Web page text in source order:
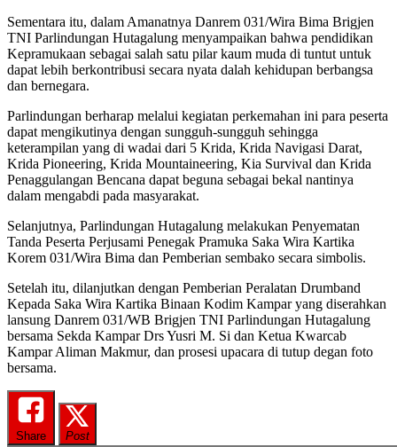
Sementara itu, dalam Amanatnya Danrem 031/Wira Bima Brigjen
TNI Parlindungan Hutagalung menyampaikan bahwa pendidikan
Kepramukaan sebagai salah satu pilar kaum muda di tuntut untuk
dapat lebih berkontribusi secara nyata dalah kehidupan berbangsa
dan bernegara.
Parlindungan berharap melalui kegiatan perkemahan ini para peserta
dapat mengikutinya dengan sungguh-sungguh sehingga
keterampilan yang di wadai dari 5 Krida, Krida Navigasi Darat,
Krida Pioneering, Krida Mountaineering, Kia Survival dan Krida
Penaggulangan Bencana dapat beguna sebagai bekal nantinya
dalam mengabdi pada masyarakat.
Selanjutnya, Parlindungan Hutagalung melakukan Penyematan
Tanda Peserta Perjusami Penegak Pramuka Saka Wira Kartika
Korem 031/Wira Bima dan Pemberian sembako secara simbolis.
Setelah itu, dilanjutkan dengan Pemberian Peralatan Drumband
Kepada Saka Wira Kartika Binaan Kodim Kampar yang diserahkan
lansung Danrem 031/WB Brigjen TNI Parlindungan Hutagalung
bersama Sekda Kampar Drs Yusri M. Si dan Ketua Kwarcab
Kampar Aliman Makmur, dan prosesi upacara di tutup degan foto
bersama.
Share Post